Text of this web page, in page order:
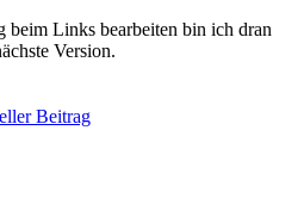
beim Links bearbeiten bin ich dran
Version.
Beitrag